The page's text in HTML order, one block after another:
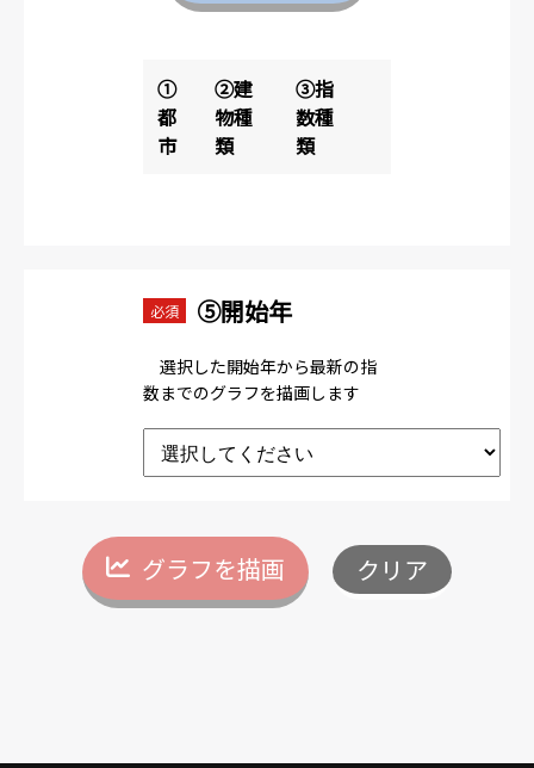
①
都
市
②建
物種
類
③指
数種
類
必須 ⑤開始年
選択した開始年から最新の指
数までのグラフを描画します
グラフを描画 クリア